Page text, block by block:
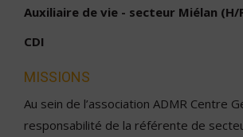
Auxiliaire de vie - secteur Miélan
CDI
MISSIONS
Au sein de l’association ADMR Centre
responsabilité de la référente de